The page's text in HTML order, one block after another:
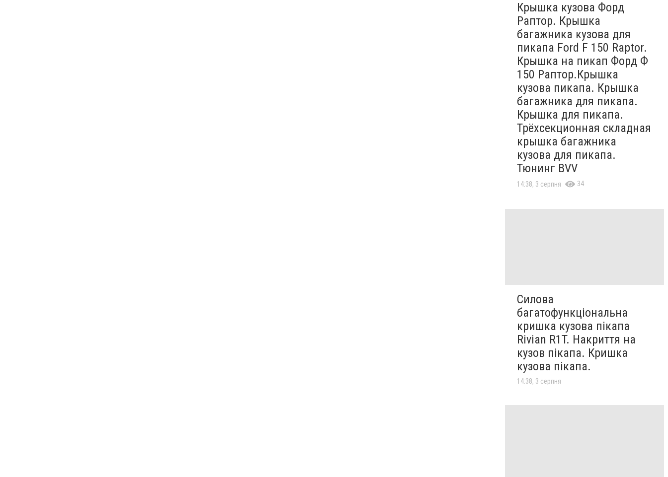
Крышка кузова Форд
Раптор. Крышка
багажника кузова для
пикапа Ford F 150 Raptor.
Крышка на пикап Форд Ф
150 Раптор.Крышка
кузова пикапа. Крышка
багажника для пикапа.
Крышка для пикапа.
Трёхсекционная складная
крышка багажника
кузова для пикапа.
Тюнинг BVV
14:38, 3 серпня 34
Силова
багатофункціональна
кришка кузова пікапа
Rivian R1T. Накриття на
кузов пікапа. Кришка
кузова пікапа.
14:38, 3 серпня